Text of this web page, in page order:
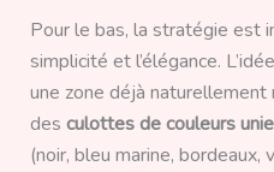
Pour le bas, la stratégie est
simplicité et l’élégance.
une zone déjà
des culottes de couleurs
(noir, bleu marine,